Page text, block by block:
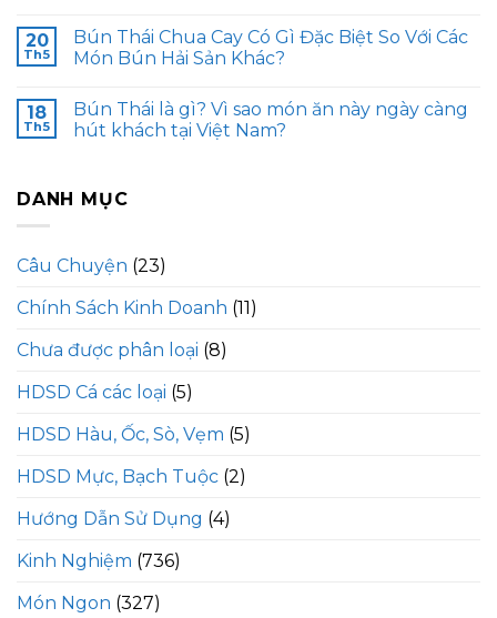
20
Th5
Bún Thái Chua Cay Có Gì Đặc Biệt So Với Các
Món Bún Hải Sản Khác?
18
Th5
Bún Thái là gì? Vì sao món ăn này ngày càng
hút khách tại Việt Nam?
DANH MỤC
Câu Chuyện (23)
Chính Sách Kinh Doanh (11)
Chưa được phân loại (8)
HDSD Cá các loại (5)
HDSD Hàu, Ốc, Sò, Vẹm (5)
HDSD Mực, Bạch Tuộc (2)
Hướng Dẫn Sử Dụng (4)
Kinh Nghiệm (736)
Món Ngon (327)